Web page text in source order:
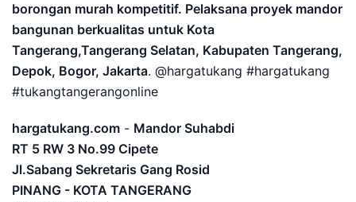
borongan murah kompetitif. Pelaksana proyek mandor
bangunan berkualitas untuk Kota
Tangerang,Tangerang Selatan, Kabupaten Tangerang,
Depok, Bogor, Jakarta. @hargatukang #hargatukang
#tukangtangerangonline
hargatukang.com - Mandor Suhabdi
RT 5 RW 3 No.99 Cipete
Jl.Sabang Sekretaris Gang Rosid
PINANG - KOTA TANGERANG